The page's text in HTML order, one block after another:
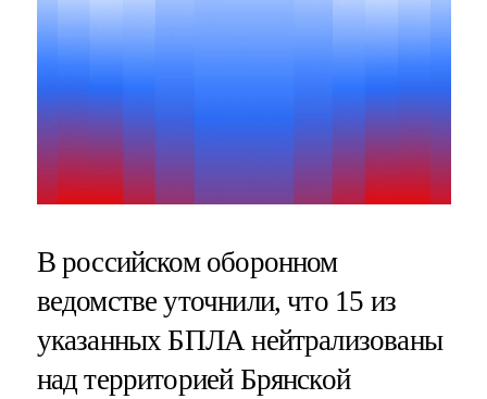
В российском оборонном
ведомстве уточнили, что 15 из
указанных БПЛА нейтрализованы
над территорией Брянской